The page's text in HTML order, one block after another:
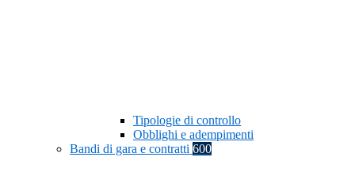
Tipologie di controllo
Obblighi e adempimenti
Bandi di gara e contratti 600